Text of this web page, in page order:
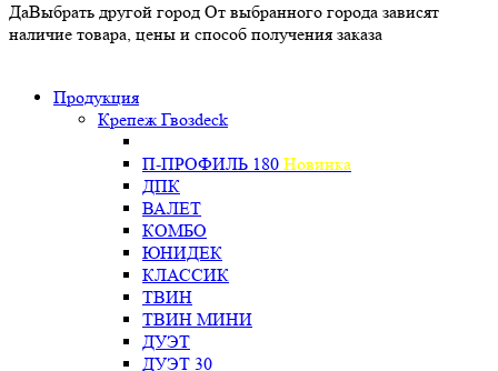
ДаВыбрать другой город От выбранного города зависят
наличие товара, цены и способ получения заказа
Продукция
Крепеж Гвозdeck
П-ПРОФИЛЬ 180 Новинка
ДПК
ВАЛЕТ
КОМБО
ЮНИДЕК
КЛАССИК
ТВИН
ТВИН МИНИ
ДУЭТ
ДУЭТ 30